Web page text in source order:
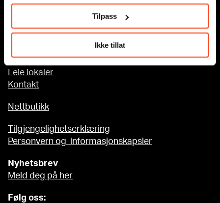
Tilpass
Ikke tillat
Tilgjengelighet på MUNCH
Om oss
Sponsorsamarbeid
Leie lokaler
Kontakt
Nettbutikk
Tilgjengelighetserklæring
Personvern og informasjonskapsler
Nyhetsbrev
Meld deg på her
Følg oss: